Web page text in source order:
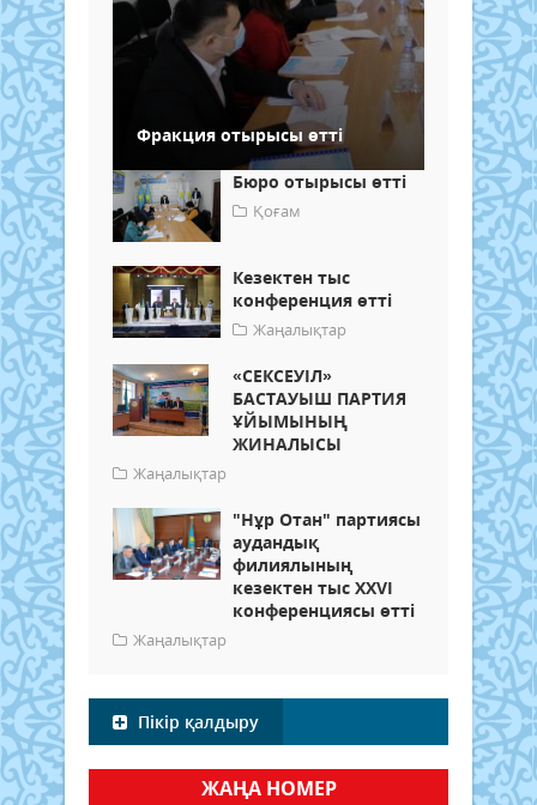
Фракция отырысы өтті
Бюро отырысы өтті
Қоғам
Кезектен тыс
конференция өтті
Жаңалықтар
«СЕКСЕУІЛ»
БАСТАУЫШ ПАРТИЯ
ҰЙЫМЫНЫҢ
ЖИНАЛЫСЫ
Жаңалықтар
"Нұр Отан" партиясы
аудандық
филиялының
кезектен тыс XXVI
конференциясы өтті
Жаңалықтар
Пікір қалдыру
ЖАҢА НОМЕР